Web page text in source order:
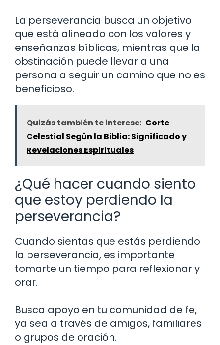
La perseverancia busca un objetivo
que está alineado con los valores y
enseñanzas bíblicas, mientras que la
obstinación puede llevar a una
persona a seguir un camino que no es
beneficioso.
Quizás también te interese: Corte
Celestial Según la Biblia: Significado y
Revelaciones Espirituales
¿Qué hacer cuando siento
que estoy perdiendo la
perseverancia?
Cuando sientas que estás perdiendo
la perseverancia, es importante
tomarte un tiempo para reflexionar y
orar.
Busca apoyo en tu comunidad de fe,
ya sea a través de amigos, familiares
o grupos de oración.